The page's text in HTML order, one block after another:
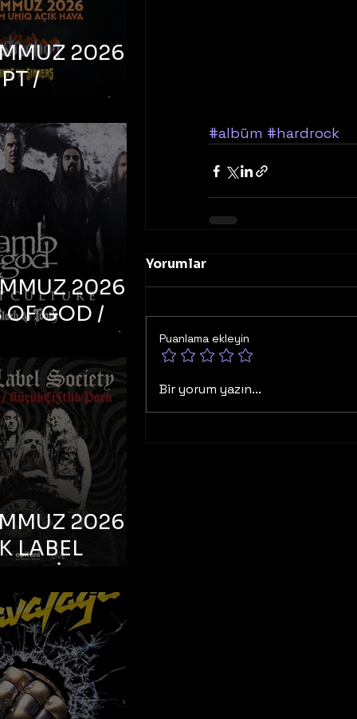
#albüm #hardrock
Yorumlar
Puanlama ekleyin
Bir yorum yazın...
2026 –
/
/
‘N’
– İstanbul,
Uniq
2026 –
OF GOD /
CULTURE /
TOOTH –
Bonus
2026 –
LABEL
– İstanbul,
Park